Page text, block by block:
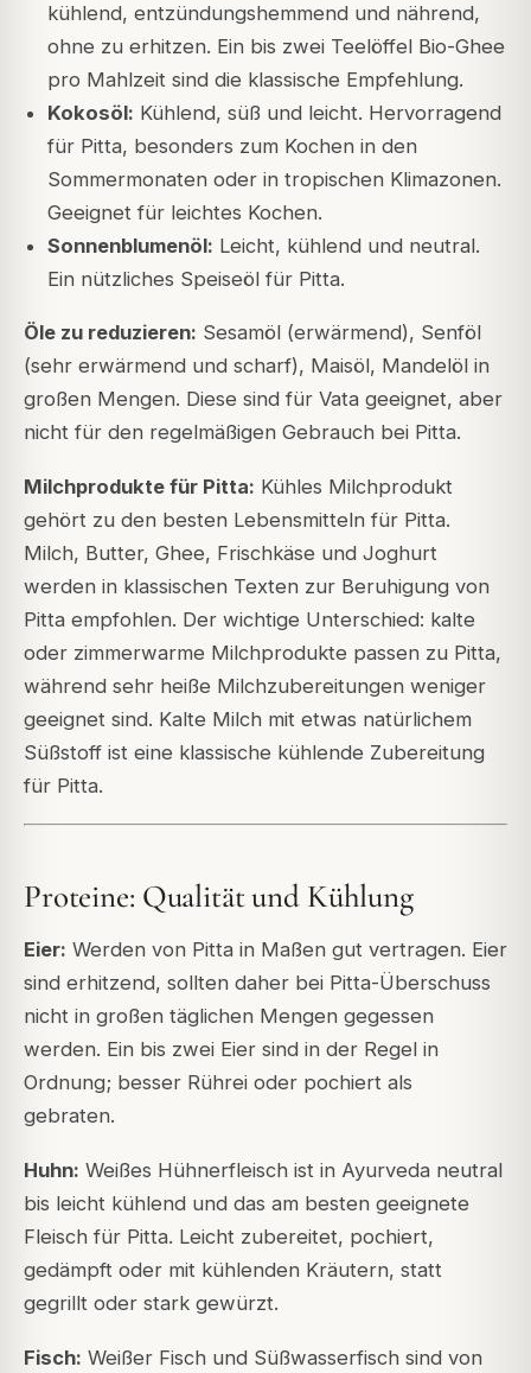
kühlend, entzündungshemmend und nährend,
ohne zu erhitzen. Ein bis zwei Teelöffel Bio-Ghee
pro Mahlzeit sind die klassische Empfehlung.
Kokosöl: Kühlend, süß und leicht. Hervorragend
für Pitta, besonders zum Kochen in den
Sommermonaten oder in tropischen Klimazonen.
Geeignet für leichtes Kochen.
Sonnenblumenöl: Leicht, kühlend und neutral.
Ein nützliches Speiseöl für Pitta.
Öle zu reduzieren: Sesamöl (erwärmend), Senföl
(sehr erwärmend und scharf), Maisöl, Mandelöl in
großen Mengen. Diese sind für Vata geeignet, aber
nicht für den regelmäßigen Gebrauch bei Pitta.
Milchprodukte für Pitta: Kühles Milchprodukt
gehört zu den besten Lebensmitteln für Pitta.
Milch, Butter, Ghee, Frischkäse und Joghurt
werden in klassischen Texten zur Beruhigung von
Pitta empfohlen. Der wichtige Unterschied: kalte
oder zimmerwarme Milchprodukte passen zu Pitta,
während sehr heiße Milchzubereitungen weniger
geeignet sind. Kalte Milch mit etwas natürlichem
Süßstoff ist eine klassische kühlende Zubereitung
für Pitta.
Proteine: Qualität und Kühlung
Eier: Werden von Pitta in Maßen gut vertragen. Eier
sind erhitzend, sollten daher bei Pitta-Überschuss
nicht in großen täglichen Mengen gegessen
werden. Ein bis zwei Eier sind in der Regel in
Ordnung; besser Rührei oder pochiert als
gebraten.
Huhn: Weißes Hühnerfleisch ist in Ayurveda neutral
bis leicht kühlend und das am besten geeignete
Fleisch für Pitta. Leicht zubereitet, pochiert,
gedämpft oder mit kühlenden Kräutern, statt
gegrillt oder stark gewürzt.
Fisch: Weißer Fisch und Süßwasserfisch sind von